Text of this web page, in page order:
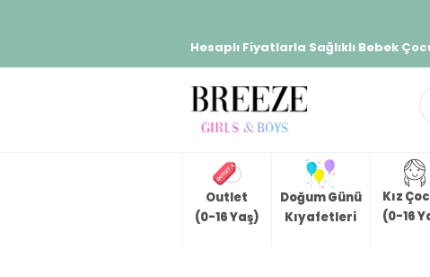
Hesaplı Fiyatlarla Sağlıklı Bebek
Outlet
(0-16 Yaş)
Doğum Günü
Kıyafetleri
Kız
(0-16